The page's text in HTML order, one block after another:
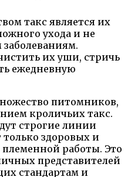
такс является их
ухода и не
их уши, стричь
ежедневную
питомников,
кроличьих такс.
строгие линии
здоровых и
работы. Это
представителей
стандартам и